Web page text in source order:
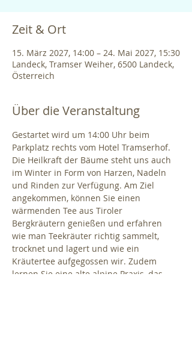
Zeit & Ort
15. März 2027, 14:00 – 24. Mai 2027, 15:30
Landeck, Tramser Weiher, 6500 Landeck,
Österreich
Über die Veranstaltung
Gestartet wird um 14:00 Uhr beim
Parkplatz rechts vom Hotel Tramserhof.
Die Heilkraft der Bäume steht uns auch
im Winter in Form von Harzen, Nadeln
und Rinden zur Verfügung. Am Ziel
angekommen, können Sie einen
wärmenden Tee aus Tiroler
Bergkräutern genießen und erfahren
wie man Teekräuter richtig sammelt,
trocknet und lagert und wie ein
Kräutertee aufgegossen wir. Zudem
lernen Sie eine alte alpine Praxis, das